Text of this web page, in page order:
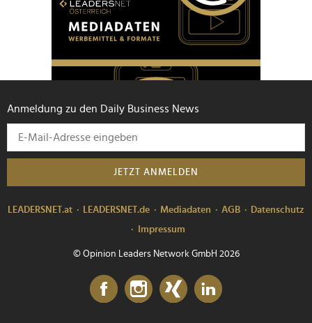
Anmeldung zu den Daily Business News
JETZT ANMELDEN
LEADERSNET.at LEADERSNET.de Mediadaten AGB
Datenschutz
Impressum
© Opinion Leaders Network GmbH 2026